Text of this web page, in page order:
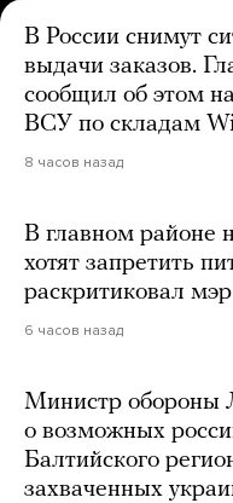
В России снимут
выдачи заказов.
сообщил об этом
ВСУ по складам
8 часов назад
В главном районе
хотят запретить
раскритиковал
6 часов назад
Министр обороны
о возможных
Балтийского
захваченных